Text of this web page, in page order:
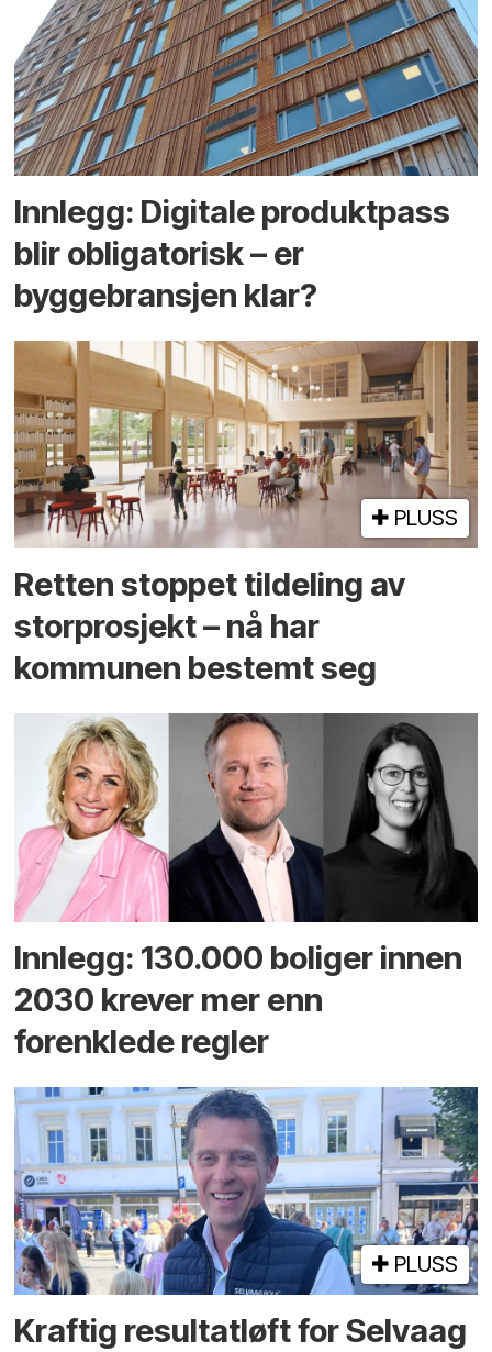
Innlegg: Digitale produktpass
blir obligatorisk – er
byggebransjen klar?
PLUSS
Retten stoppet tildeling av
storprosjekt – nå har
kommunen bestemt seg
Innlegg: 130.000 boliger innen
2030 krever mer enn
forenklede regler
PLUSS
Kraftig resultatløft for Selvaag